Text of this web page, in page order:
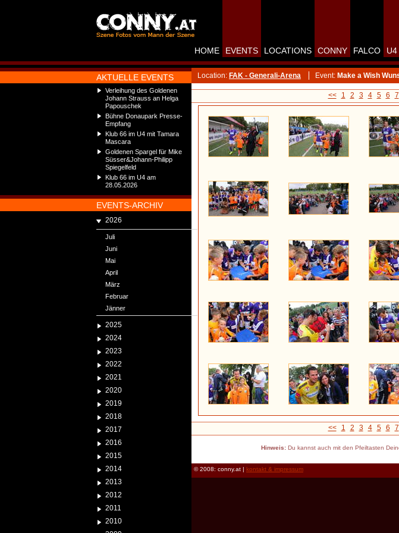
AKTUELLE EVENTS
Verleihung des Goldenen
Johann Strauss an Helga
Papouschek
Bühne Donaupark Presse-
Empfang
Klub 66 im U4 mit Tamara
Mascara
Goldenen Spargel für Mike
Süsser&Johann-Philipp
Spiegelfeld
Klub 66 im U4 am
28.05.2026
EVENTS-ARCHIV
2026
Juli
Juni
Mai
April
März
Februar
Jänner
2025
2024
2023
2022
2021
2020
2019
2018
2017
2016
2015
2014
2013
2012
2011
2010
HOME EVENTS LOCATIONS CONNY FALCO U4
Location: FAK - Generali-Arena Event: Make a Wish
<< 1 2 3 4 5 6 7
<< 1 2 3 4 5 6 7
Hinweis:Du kannst auch mit den Pfeiltasten
© 2008: conny.at | kontakt & impressum